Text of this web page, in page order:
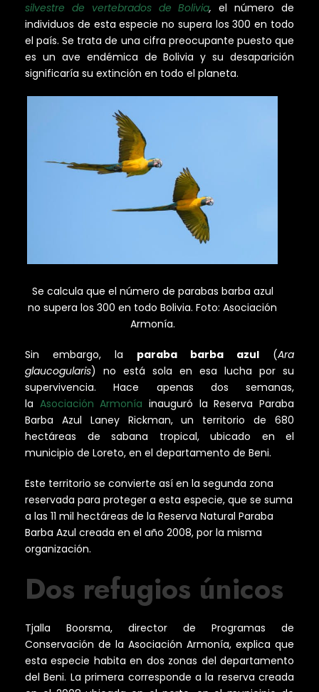
silvestre de vertebrados de Bolivia,el número de
individuos de esta especie no supera los 300 en todo
el país. Se trata de una cifra preocupante puesto que
es un ave endémica de Bolivia y su desaparición
significaría su extinción en todo el planeta.
Se calcula que el número de parabas barba azul
no supera los 300 en todo Bolivia. Foto: Asociación
Armonía.
Sin embargo, la paraba barba azul (Ara
glaucogularis) no está sola en esa lucha por su
supervivencia. Hace apenas dos semanas,
la Asociación Armonía inauguró la Reserva Paraba
Barba Azul Laney Rickman, un territorio de 680
hectáreas de sabana tropical, ubicado en el
municipio de Loreto, en el departamento de Beni.
Este territorio se convierte así en la segunda zona
reservada para proteger a esta especie, que se suma
a las 11 mil hectáreas de la Reserva Natural Paraba
Barba Azul creada en el año 2008, por la misma
organización.
Dos refugios únicos
Tjalla Boorsma, director de Programas de
Conservación de la Asociación Armonía, explica que
esta especie habita en dos zonas del departamento
del Beni. La primera corresponde a la reserva creada